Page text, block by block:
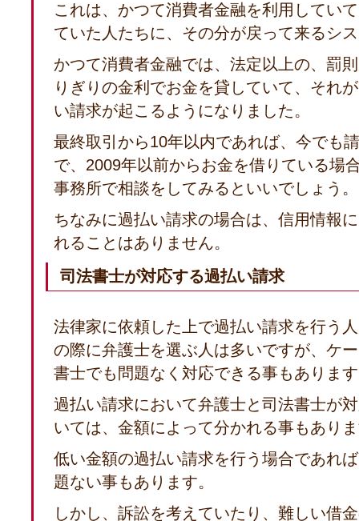
これは、かつて消費者金融を利用してい
ていた人たちに、その分が戻って来るシ
かつて消費者金融では、法定以上の、罰
りぎりの金利でお金を貸していて、それ
い請求が起こるようになりました。
最終取引から10年以内であれば、今でも
で、2009年以前からお金を借りている場
事務所で相談をしてみるといいでしょう。
ちなみに過払い請求の場合は、信用情報
れることはありません。
司法書士が対応する過払い請求
法律家に依頼した上で過払い請求を行う
の際に弁護士を選ぶ人は多いですが、ケ
書士でも問題なく対応できる事もありま
過払い請求において弁護士と司法書士が
いては、金額によって分かれる事もあり
低い金額の過払い請求を行う場合であれ
題ない事もあります。
しかし、訴訟を考えていたり、難しい借